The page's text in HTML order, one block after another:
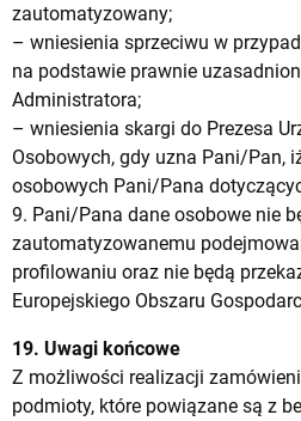
zautomatyzowany;
– wniesienia sprzeciwu w
na podstawie prawnie
Administratora;
– wniesienia skargi do Prezesa
Osobowych, gdy uzna Pani/Pan,
osobowych Pani/Pana
9. Pani/Pana dane osobowe nie
zautomatyzowanemu
profilowaniu oraz nie będą
Europejskiego Obszaru
19. Uwagi końcowe
Z możliwości realizacji
podmioty, które powiązane są z